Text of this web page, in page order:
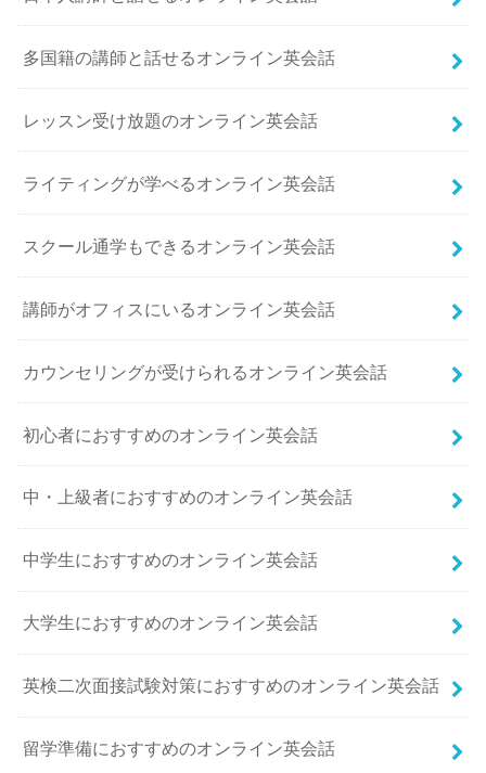
多国籍の講師と話せるオンライン英会話
レッスン受け放題のオンライン英会話
ライティングが学べるオンライン英会話
スクール通学もできるオンライン英会話
講師がオフィスにいるオンライン英会話
カウンセリングが受けられるオンライン英会話
初心者におすすめのオンライン英会話
中・上級者におすすめのオンライン英会話
中学生におすすめのオンライン英会話
大学生におすすめのオンライン英会話
英検二次面接試験対策におすすめのオンライン英会話
留学準備におすすめのオンライン英会話